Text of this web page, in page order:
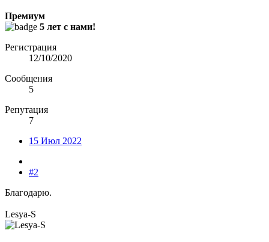
Премиум
5 лет с нами!
Регистрация
12/10/2020
Сообщения
5
Репутация
7
15 Июл 2022
#2
Благодарю.
Lesya-S